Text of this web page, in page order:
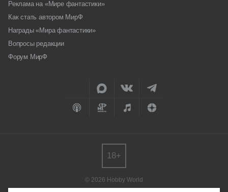
Реклама на «Мире фантастики»
Как стать автором МирФ
Награды «Мира фантастики»
Вопросы редакции
Форум МирФ
© 2026 Hobby World
18+